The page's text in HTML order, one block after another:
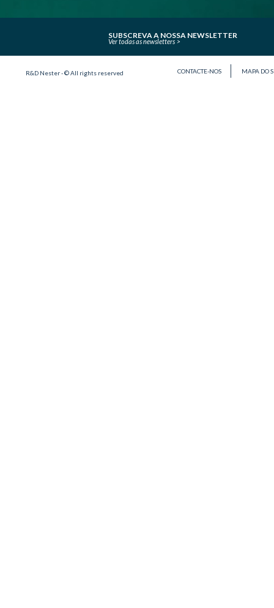
SUBSCREVA A NOSSA NEWSLETTER
Ver todas as newsletters
R&D Nester - © All rights reserved CONTACTE-NOS MAPA DO